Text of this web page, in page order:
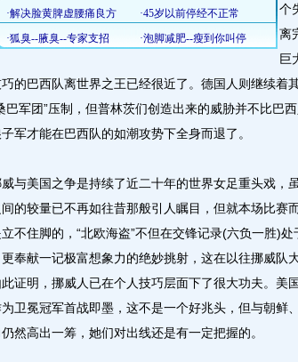
个
离
巨
的巴西队离世界之王已经很近了。德国人则继续着
巴军团”压制，但普林茨们创造出来的威胁并不比巴
军才能在巴西队的如潮攻势下全身而退了。
美国之争是持续了近二十年的世界女足重头戏，虽
的较量已不再如往昔那般引人瞩目，但就本场比赛
不住脚的，“北欧海盗”不但在交锋记录(六负一胜)
奉献一记极富想象力的绝妙挑射，这在以往挪威队
此证明，挪威人已在个人技巧层面下了很大功夫。美
卫冕冠军首战即墨，这不是一个好兆头，但与朝鲜
然高出一筹，她们对出线还是有一定把握的。